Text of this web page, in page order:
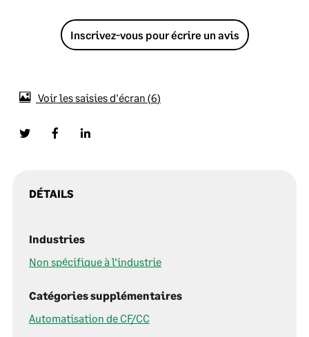
Inscrivez-vous pour écrire un avis
Voir les saisies d'écran 6
DÉTAILS
Industries
Non spécifique à l’industrie
Catégories supplémentaires
Automatisation de CF/CC